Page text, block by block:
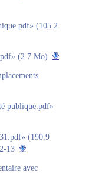
(105.2
(2.7 Mo)
publique.pdf»
(190.9
13
avec